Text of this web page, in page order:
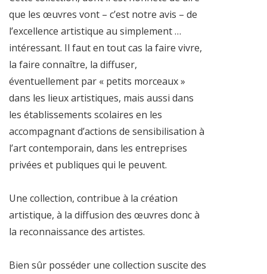
que les œuvres vont – c’est notre avis – de
l’excellence artistique au simplement …
intéressant. Il faut en tout cas la faire vivre,
la faire connaître, la diffuser,
éventuellement par « petits morceaux »
dans les lieux artistiques, mais aussi dans
les établissements scolaires en les
accompagnant d’actions de sensibilisation à
l’art contemporain, dans les entreprises
privées et publiques qui le peuvent.
Une collection, contribue à la création
artistique, à la diffusion des œuvres donc à
la reconnaissance des artistes.
Bien sûr posséder une collection suscite des